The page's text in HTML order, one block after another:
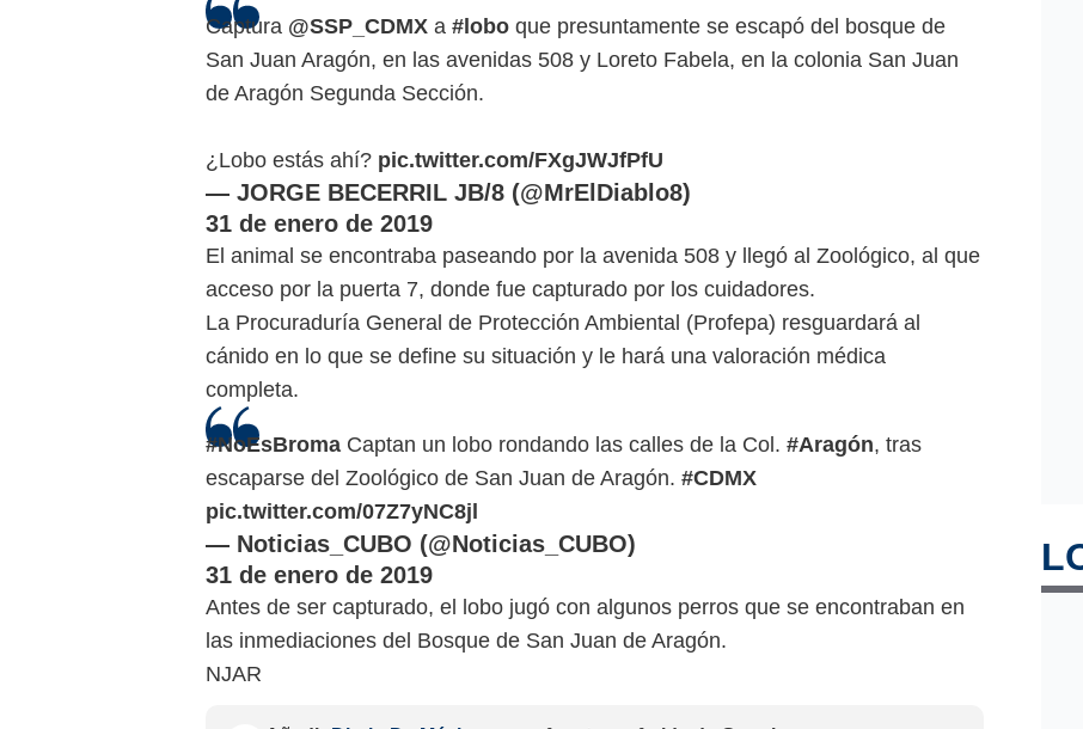
Captura @SSP_CDMX a #lobo que presuntamente se escapó del bosque de
San Juan Aragón, en las avenidas 508 y Loreto Fabela, en la colonia San Juan
de Aragón Segunda Sección.
¿Lobo estás ahí? pic.twitter.com/FXgJWJfPfU
— JORGE BECERRIL JB/8 (@MrElDiablo8)
31 de enero de 2019
El animal se encontraba paseando por la avenida 508 y llegó al Zoológico, al que
acceso por la puerta 7, donde fue capturado por los cuidadores.
La Procuraduría General de Protección Ambiental (Profepa) resguardará al
cánido en lo que se define su situación y le hará una valoración médica
completa.
#NoEsBroma Captan un lobo rondando las calles de la Col. #Aragón, tras
escaparse del Zoológico de San Juan de Aragón. #CDMX
pic.twitter.com/07Z7yNC8jl
— Noticias_CUBO (@Noticias_CUBO)
31 de enero de 2019
Antes de ser capturado, el lobo jugó con algunos perros que se encontraban en
las inmediaciones del Bosque de San Juan de Aragón.
NJAR